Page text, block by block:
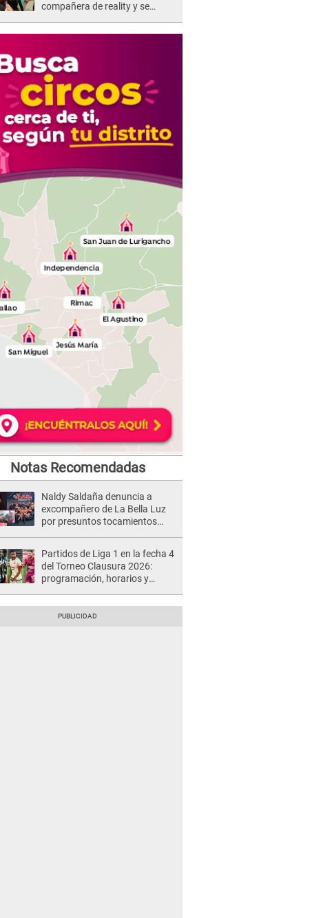
compañera de reality y se
Notas Recomendadas
Naldy Saldaña denuncia a
excompañero de La Bella Luz
por presuntos tocamientos
Partidos de Liga 1 en la fecha 4
del Torneo Clausura 2026:
programación, horarios y